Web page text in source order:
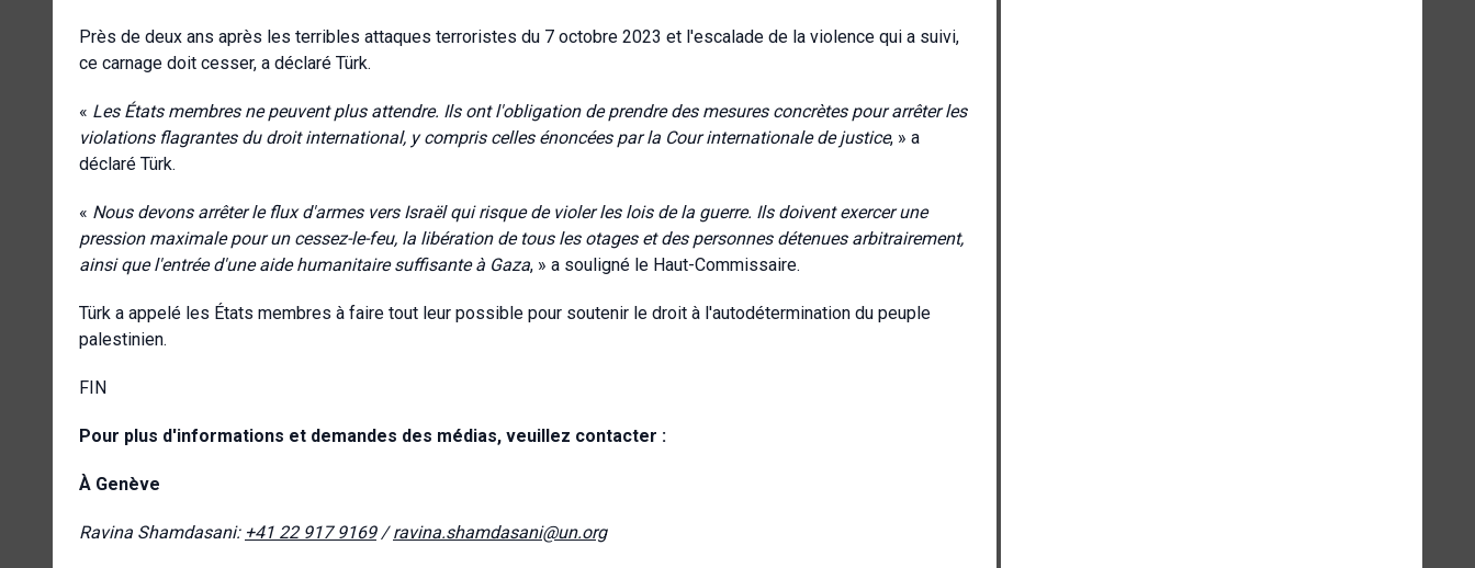
Près de deux ans après les terribles attaques terroristes du 7 octobre 2023 et l'escalade de la violence qui a suivi,
ce carnage doit cesser, a déclaré Türk.
« Les États membres ne peuvent plus attendre. Ils ont l'obligation de prendre des mesures concrètes pour arrêter les
violations flagrantes du droit international, y compris celles énoncées par la Cour internationale de justice, » a
déclaré Türk.
« Nous devons arrêter le flux d'armes vers Israël qui risque de violer les lois de la guerre. Ils doivent exercer une
pression maximale pour un cessez-le-feu, la libération de tous les otages et des personnes détenues arbitrairement,
ainsi que l'entrée d'une aide humanitaire suffisante à Gaza, » a souligné le Haut-Commissaire.
Türk a appelé les États membres à faire tout leur possible pour soutenir le droit à l'autodétermination du peuple
palestinien.
FIN
Pour plus d'informations et demandes des médias, veuillez contacter :
À Genève
Ravina Shamdasani: +41 22 917 9169/ravina.shamdasani@un.org